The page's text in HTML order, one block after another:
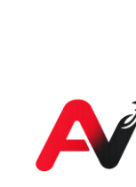
contenido